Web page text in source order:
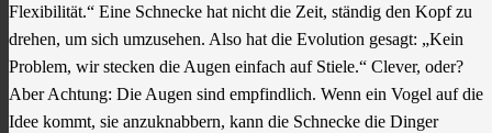
Flexibilität.“ Eine Schnecke hat nicht die Zeit, ständig den Kopf zu
drehen, um sich umzusehen. Also hat die Evolution gesagt: „Kein
Problem, wir stecken die Augen einfach auf Stiele.“ Clever, oder?
Aber Achtung: Die Augen sind empfindlich. Wenn ein Vogel auf die
Idee kommt, sie anzuknabbern, kann die Schnecke die Dinger